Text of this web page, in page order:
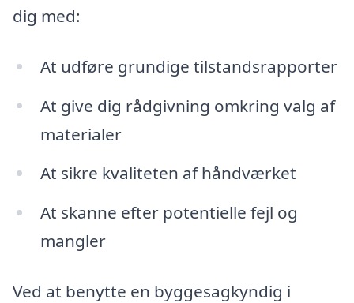
dig med:
At udføre grundige tilstandsrapporter
At give dig rådgivning omkring valg af
materialer
At sikre kvaliteten af håndværket
At skanne efter potentielle fejl og
mangler
Ved at benytte en byggesagkyndig i